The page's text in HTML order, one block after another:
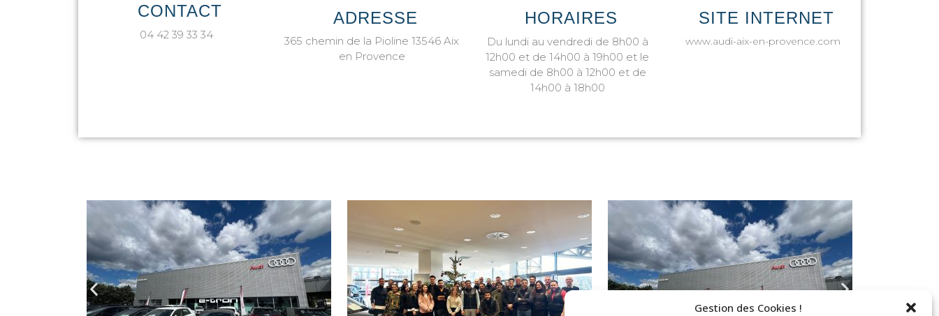
Gestion des Cookies !
CONTACT
04 42 39 33 34
ADRESSE
365 chemin de la Pioline 13546 Aix
en Provence
HORAIRES
Du lundi au vendredi de 8h00 à
12h00 et de 14h00 à 19h00 et le
samedi de 8h00 à 12h00 et de
14h00 à 18h00
SITE INTERNET
www.audi-aix-en-provence.com